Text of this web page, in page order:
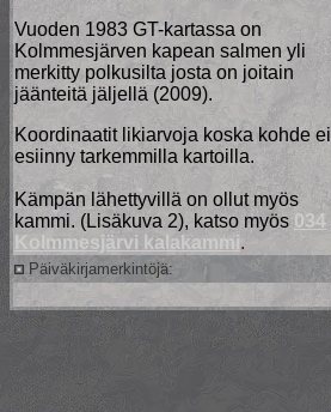
Vuoden 1983 GT-kartassa on
Kolmmesjärven kapean salmen yli
merkitty polkusilta josta on joitain
jäänteitä jäljellä (2009).
Koordinaatit likiarvoja koska kohde ei
esiinny tarkemmilla kartoilla.
Kämpän lähettyvillä on ollut myös
kammi. (Lisäkuva 2), katso myös 034
Kolmmesjärvi kalakammi.
Päiväkirjamerkintöjä: